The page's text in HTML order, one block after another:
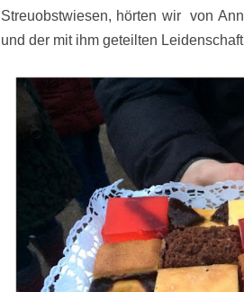
Streuobstwiesen, hörten wir von
und der mit ihm geteilten